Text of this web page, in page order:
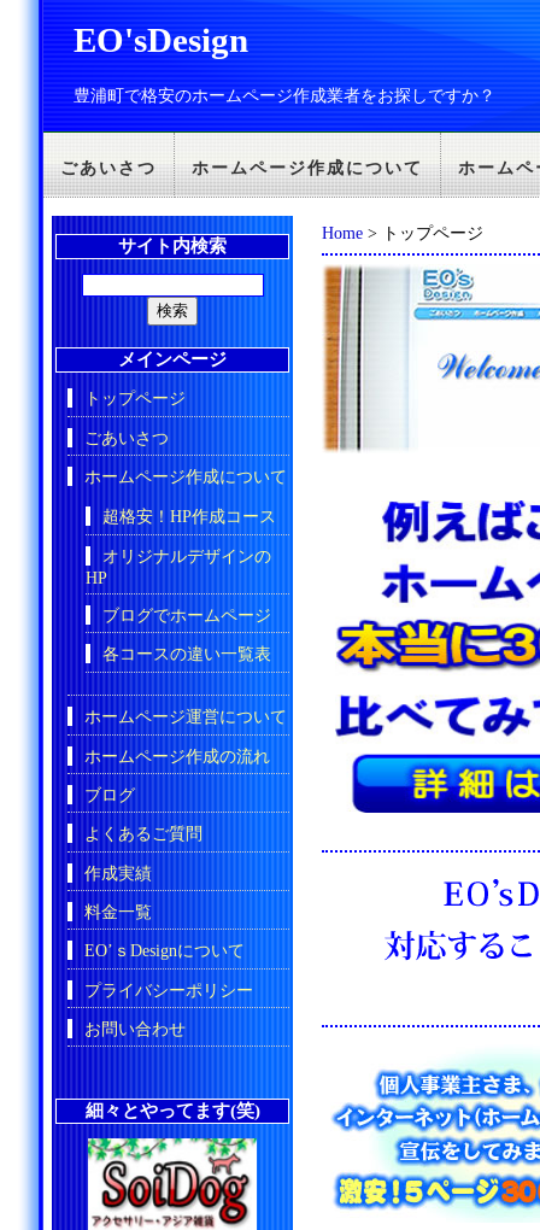
EO'sDesign
豊浦町で格安のホームページ作成業者をお探しですか？
ごあいさつ ホームページ作成について ホームペ
Home > トップページ
サイト内検索
メインページ
トップページ
ごあいさつ
ホームページ作成について
超格安！HP作成コース
オリジナルデザインの
HP
ブログでホームページ
各コースの違い一覧表
ホームページ運営について
ホームページ作成の流れ
ブログ
よくあるご質問
作成実績
料金一覧
EO’ｓDesignについて
プライバシーポリシー
お問い合わせ
細々とやってます(笑)